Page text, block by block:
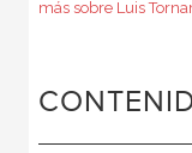
más sobre Luis